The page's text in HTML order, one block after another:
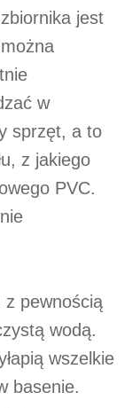
jest
w
sprzęt, a to
z jakiego
PVC.
z pewnością
wodą.
wszelkie
basenie.